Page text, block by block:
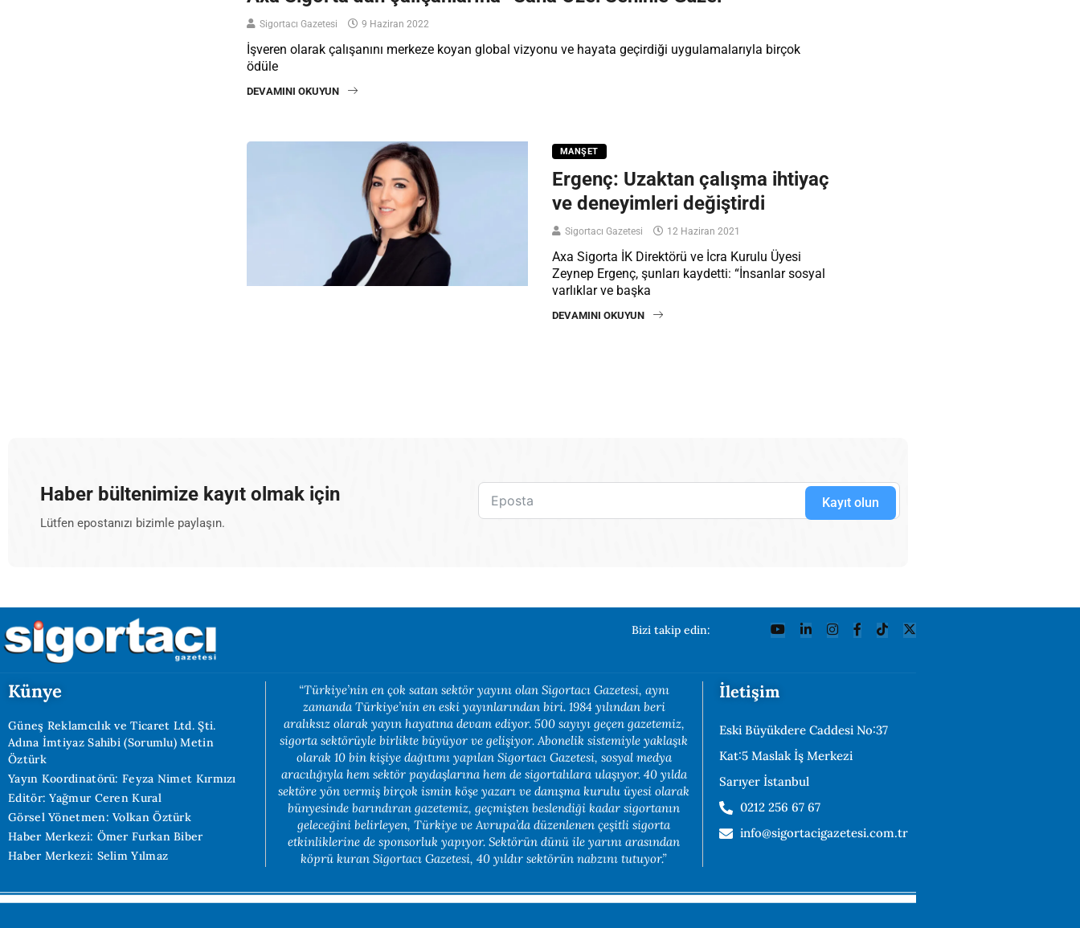
Sigortacı Gazetesi 9 Haziran 2022
İşveren olarak çalışanını merkeze koyan global vizyonu ve hayata geçirdiği uygulamalarıyla birçok
ödüle
DEVAMINI OKUYUN
MANŞET
Ergenç: Uzaktan çalışma ihtiyaç
ve deneyimleri değiştirdi
Sigortacı Gazetesi 12 Haziran 2021
Axa Sigorta İK Direktörü ve İcra Kurulu Üyesi
Zeynep Ergenç, şunları kaydetti: “İnsanlar sosyal
varlıklar ve başka
DEVAMINI OKUYUN
Haber bültenimize kayıt olmak için
Lütfen epostanızı bizimle paylaşın.
Kayıt olun
Bizi takip edin:
Künye
Güneş Reklamcılık ve Ticaret Ltd. Şti.
Adına İmtiyaz Sahibi (Sorumlu) Metin
Öztürk
Yayın Koordinatörü: Feyza Nimet Kırmızı
Editör: Yağmur Ceren Kural
Görsel Yönetmen: Volkan Öztürk
Haber Merkezi: Ömer Furkan Biber
Haber Merkezi: Selim Yılmaz
“Türkiye’nin en çok satan sektör yayını olan Sigortacı Gazetesi, aynı
zamanda Türkiye’nin en eski yayınlarından biri. 1984 yılından beri
aralıksız olarak yayın hayatına devam ediyor. 500 sayıyı geçen gazetemiz,
sigorta sektörüyle birlikte büyüyor ve gelişiyor. Abonelik sistemiyle yaklaşık
olarak 10 bin kişiye dağıtımı yapılan Sigortacı Gazetesi, sosyal medya
aracılığıyla hem sektör paydaşlarına hem de sigortalılara ulaşıyor. 40 yılda
sektöre yön vermiş birçok ismin köşe yazarı ve danışma kurulu üyesi olarak
bünyesinde barındıran gazetemiz, geçmişten beslendiği kadar sigortanın
geleceğini belirleyen, Türkiye ve Avrupa’da düzenlenen çeşitli sigorta
etkinliklerine de sponsorluk yapıyor. Sektörün dünü ile yarını arasından
köprü kuran Sigortacı Gazetesi, 40 yıldır sektörün nabzını tutuyor.”
İletişim
Eski Büyükdere Caddesi No:37
Kat:5 Maslak İş Merkezi
Sarıyer İstanbul
0212 256 67 67
info@sigortacigazetesi.com.tr